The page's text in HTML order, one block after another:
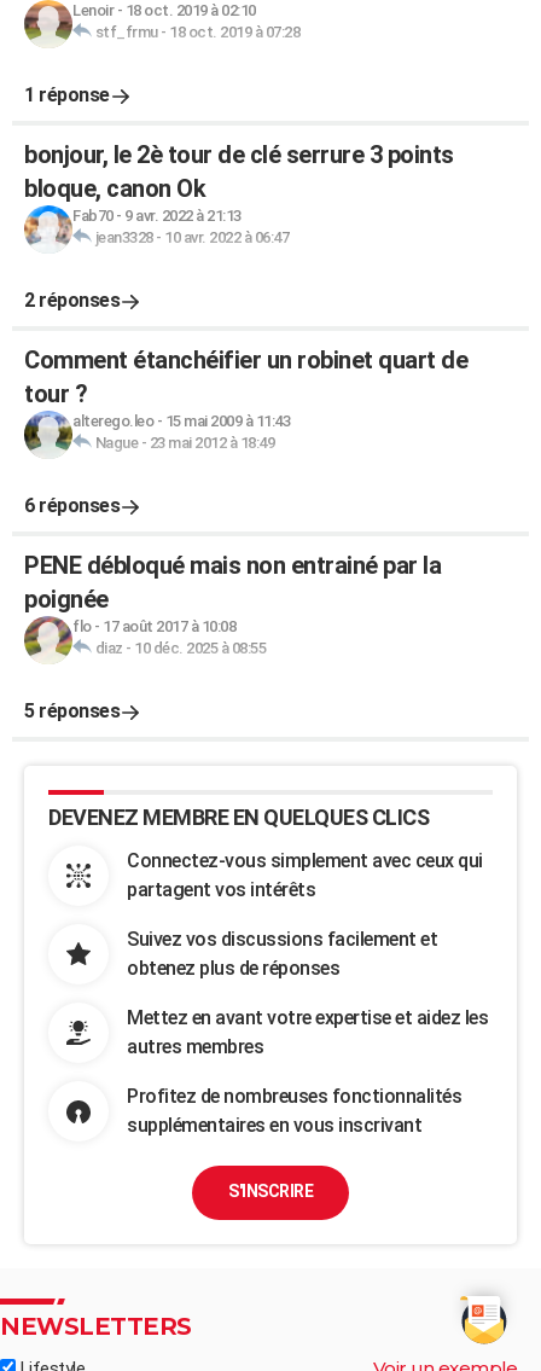
Lenoir- 18 oct. 2019 à 02:10
stf_frmu- 18 oct. 2019 à 07:28
1 réponse
bonjour, le 2è tour de clé serrure 3 points
bloque, canon Ok
Fab70- 9 avr. 2022 à 21:13
jean3328- 10 avr. 2022 à 06:47
2 réponses
Comment étanchéifier un robinet quart de
tour ?
alterego.leo- 15 mai 2009 à 11:43
Nague- 23 mai 2012 à 18:49
6 réponses
PENE débloqué mais non entrainé par la
poignée
flo- 17 août 2017 à 10:08
diaz - 10 déc. 2025 à 08:55
5 réponses
DEVENEZ MEMBRE EN QUELQUES CLICS
Connectez-vous simplement avec ceux qui
partagent vos intérêts
Suivez vos discussions facilement et
obtenez plus de réponses
Mettez en avant votre expertise et aidez les
autres membres
Profitez de nombreuses fonctionnalités
supplémentaires en vous inscrivant
S'INSCRIRE
NEWSLETTERS